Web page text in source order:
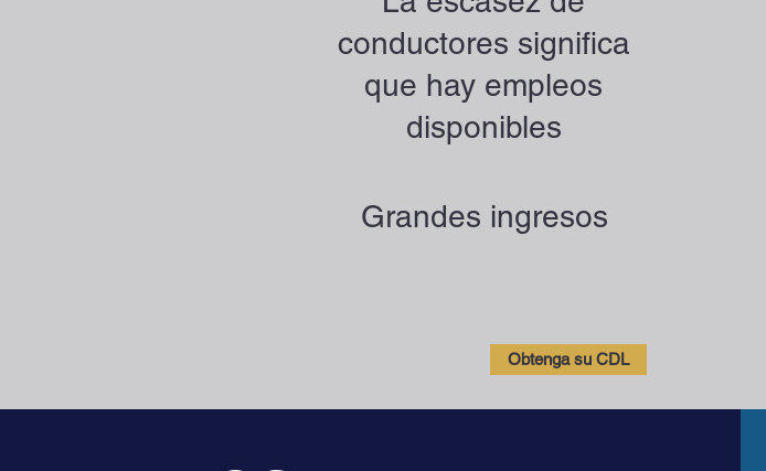
conductores significa
que hay empleos
disponibles
Grandes ingresos
Obtenga su CDL